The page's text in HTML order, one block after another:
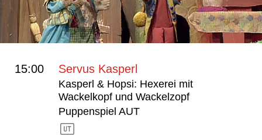
15:00 Servus Kasperl
Kasperl & Hopsi: Hexerei mit
Wackelkopf und Wackelzopf
Puppenspiel AUT